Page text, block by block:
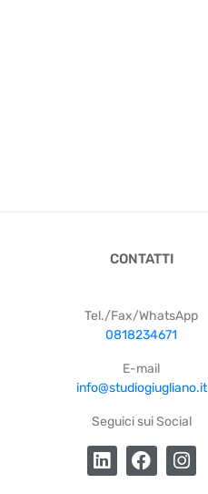
CONTATTI
Tel./Fax/WhatsApp
0818234671
E-mail
info@studiogiugliano.it
Seguici sui Social